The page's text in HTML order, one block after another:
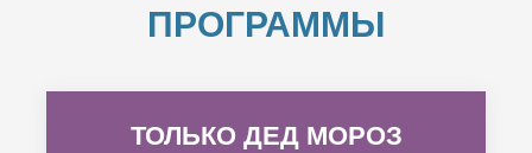
ПРОГРАММЫ
ТОЛЬКО ДЕД МОРОЗ